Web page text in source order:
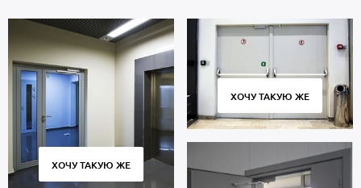
ХОЧУ ТАКУЮ ЖЕ
ХОЧУ ТАКУЮ ЖЕ